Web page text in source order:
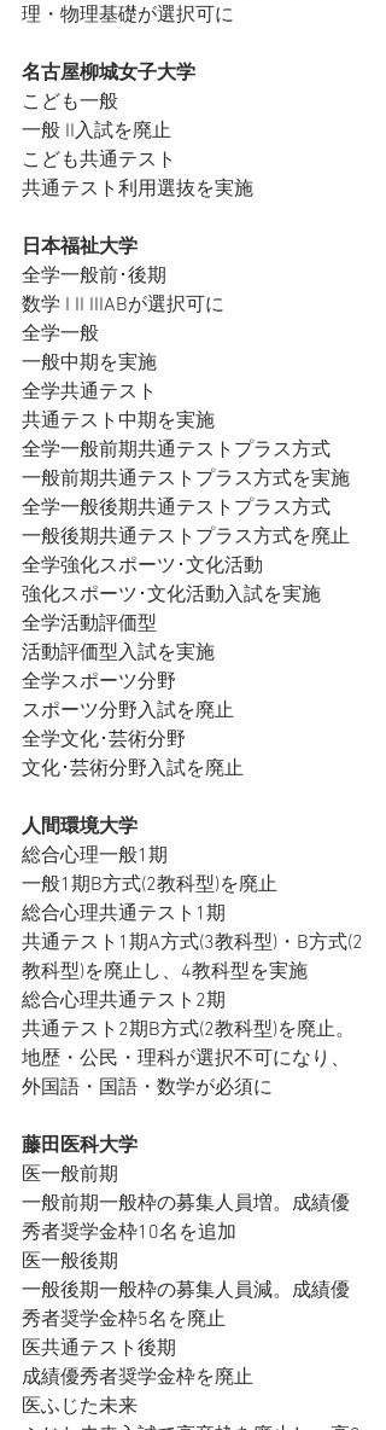
理・物理基礎が選択可に
名古屋柳城女子大学
こども一般
一般 II入試を廃止
こども共通テスト
共通テスト利用選抜を実施
日本福祉大学
全学一般前･後期
数学 I II IIIABが選択可に
全学一般
一般中期を実施
全学共通テスト
共通テスト中期を実施
全学一般前期共通テストプラス方式
一般前期共通テストプラス方式を実施
全学一般後期共通テストプラス方式
一般後期共通テストプラス方式を廃止
全学強化スポーツ･文化活動
強化スポーツ･文化活動入試を実施
全学活動評価型
活動評価型入試を実施
全学スポーツ分野
スポーツ分野入試を廃止
全学文化･芸術分野
文化･芸術分野入試を廃止
人間環境大学
総合心理一般1期
一般1期B方式(2教科型)を廃止
総合心理共通テスト1期
共通テスト1期A方式(3教科型)・B方式(2
教科型)を廃止し、4教科型を実施
総合心理共通テスト2期
共通テスト2期B方式(2教科型)を廃止。
地歴・公民・理科が選択不可になり、
外国語・国語・数学が必須に
藤田医科大学
医一般前期
一般前期一般枠の募集人員増。成績優
秀者奨学金枠10名を追加
医一般後期
一般後期一般枠の募集人員減。成績優
秀者奨学金枠5名を廃止
医共通テスト後期
成績優秀者奨学金枠を廃止
医ふじた未来